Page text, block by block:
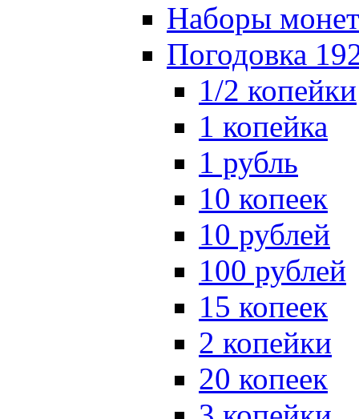
Наборы монет
Погодовка
1/2 копейки
1 копейка
1 рубль
10 копеек
10 рублей
100 рублей
15 копеек
2 копейки
20 копеек